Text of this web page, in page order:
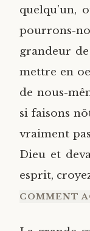
quelqu’un,
pourrons-
grandeur
mettre en
de nous-
si faisons
vraiment
Dieu et
esprit,
COMMENT